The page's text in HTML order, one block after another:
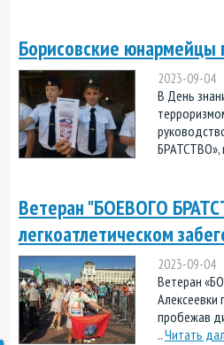
Борисовские юнармейцы
2023-09-04
В День
БРАТСТВО»,
Ветеран "БОЕВОГО
легкоатлетическом
2023-09-04
Ветеран
Алексеевки
пробежав
..Читать